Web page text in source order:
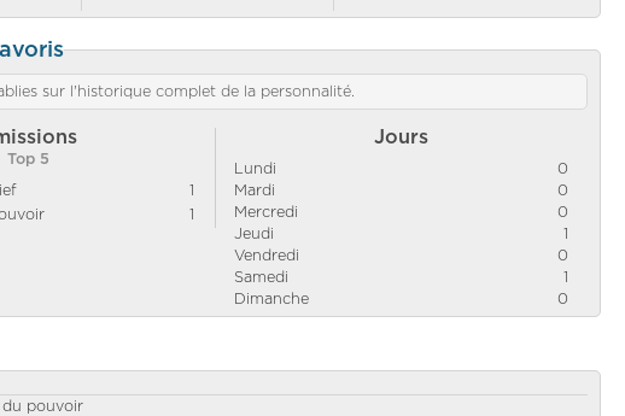
sur l'historique complet de la personnalité.
Top 5
1
1
Jours
Lundi
0
Mardi
0
Mercredi
0
Jeudi
1
Vendredi
0
Samedi
1
Dimanche
0
du pouvoir